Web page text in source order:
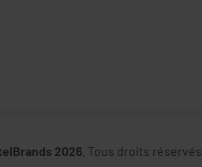
2026. Tous droits réservés.